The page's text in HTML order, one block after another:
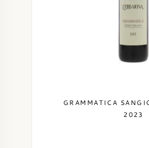
GRAMMATICA
2023